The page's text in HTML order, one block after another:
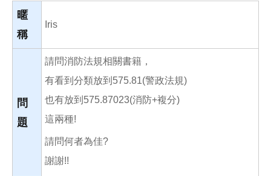
o
暱
稱
Iris
問
題
請問消防法規相關書籍，
有看到分類放到575.81(警政法規)
也有放到575.87023(消防+複分)
這兩種!
請問何者為佳?
謝謝!!